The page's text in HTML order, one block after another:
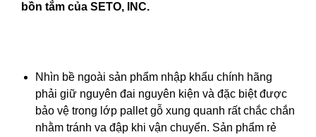
bồn tắm của SETO, INC.
Nhìn bề ngoài sản phẩm nhập khẩu chính hãng
phải giữ nguyên đai nguyên kiện và đặc biệt được
bảo vệ trong lớp pallet gỗ xung quanh rất chắc chắn
nhằm tránh va đập khi vận chuyển. Sản phẩm rẻ